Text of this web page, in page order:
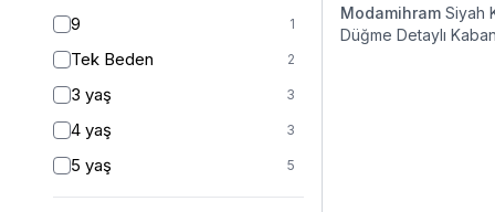
9 1
Tek Beden 2
3 yaş 3
4 yaş 3
5 yaş 5
6 yaş 5
Modamihram Siyah
Düğme Detaylı Kaban